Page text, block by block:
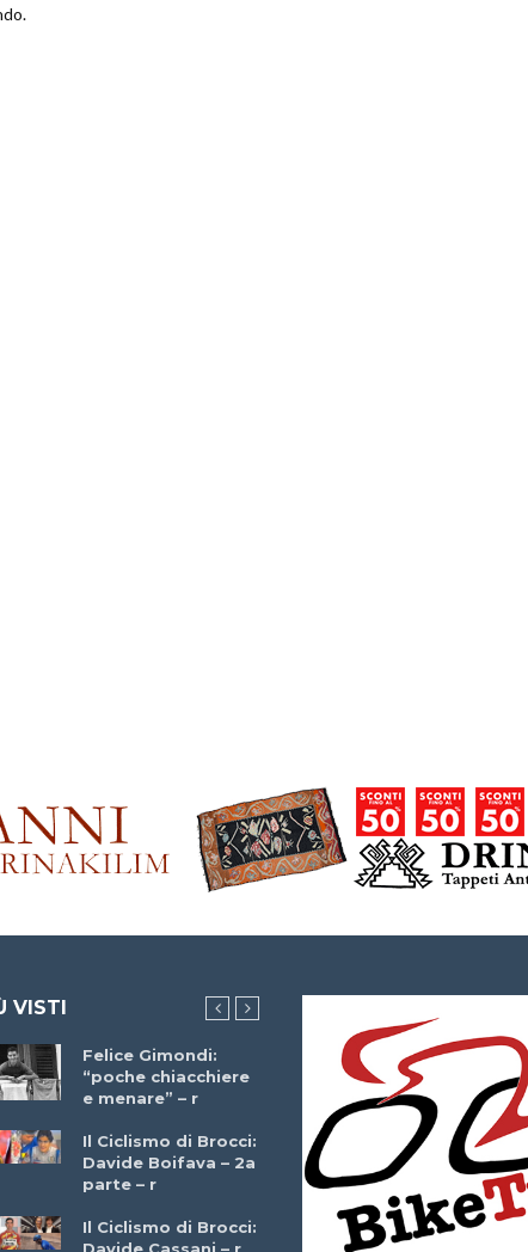
VISTI
Felice Gimondi:
“poche chiacchiere
e menare” – r
Il Ciclismo di Brocci:
Davide Boifava – 2a
parte – r
Il Ciclismo di Brocci:
Brocci Incontra
Giuseppe
– r
Che cos’è il
triathlon? Con
Simone
– r